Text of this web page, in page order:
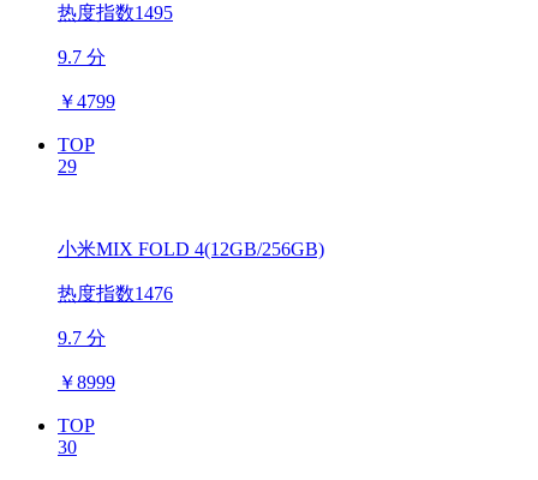
热度指数1495
9.7 分
￥4799
TOP
29
小米MIX FOLD 4(12GB/256GB)
热度指数1476
9.7 分
￥8999
TOP
30